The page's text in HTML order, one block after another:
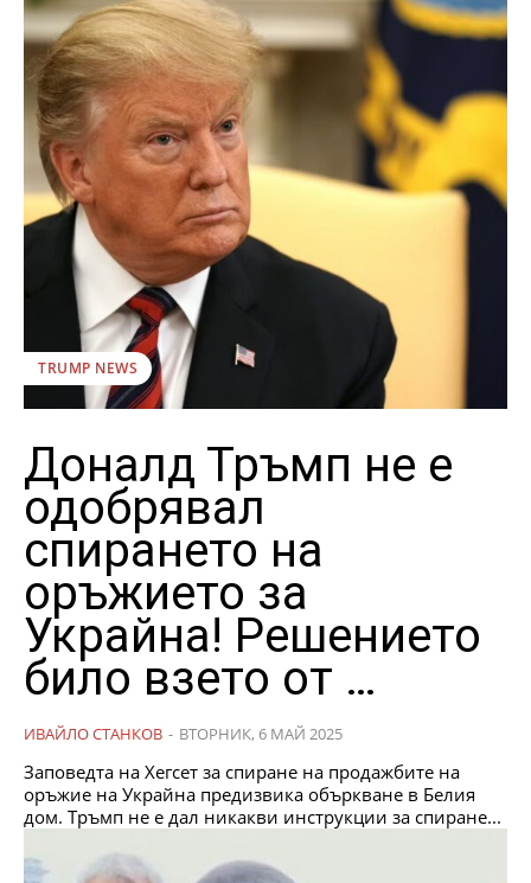
TRUMP NEWS
Доналд Тръмп не е
одобрявал
спирането на
оръжието за
Украйна! Решението
било взето от …
ИВАЙЛО СТАНКОВ - ВТОРНИК, 6 МАЙ 2025
Заповедта на Хегсет за спиране на продажбите на
оръжие на Украйна предизвика объркване в Белия
дом. Тръмп не е дал никакви инструкции за спиране...